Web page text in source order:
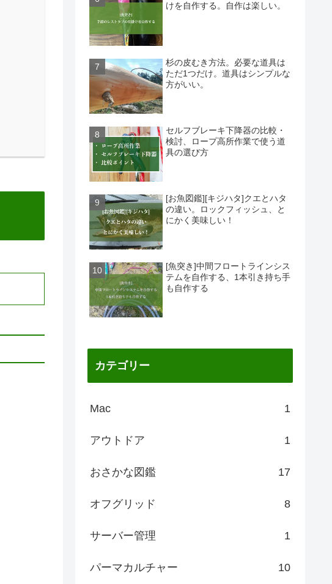
けを自作する。自作は楽しい。
杉の皮むき方法。必要な道具は
ただ1つだけ。道具はシンプルな
方がいい。
セルフブレーキ下降器の比較・
検討、ロープ高所作業で使う道
具の選び方
[お魚図鑑][キジハタ]クエとハタ
の違い。ロックフィッシュ、と
にかく美味しい！
[魚突き]中間フロートラインシス
テムを自作する、1本引き持ち手
も自作する
カテゴリー
Mac 1
アウトドア 1
おさかな図鑑 17
オフグリッド 8
サーバー管理 1
パーマカルチャー 10